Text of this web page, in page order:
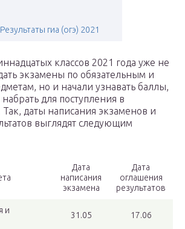
Результаты гиа (огэ) 2021
классов 2021 года уже не
экзамены по обязательным и
но и начали узнавать баллы,
для поступления в
даты написания экзаменов и
выглядят следующим
Дата
написания
экзамена
Дата
оглашения
результатов
и
31.05 17.06